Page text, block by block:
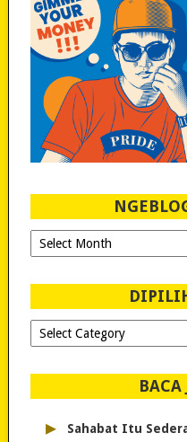
Ngeblog
Sejak
Dipilih-
dipilih..
BACA
▸ Sahabat Itu